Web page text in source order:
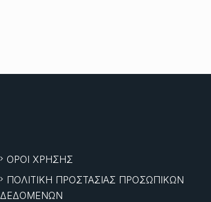
ΟΡΟΙ ΧΡΗΣΗΣ
ΠΟΛΙΤΙΚΗ ΠΡΟΣΤΑΣΙΑΣ ΠΡΟΣΩΠΙΚΩΝ
ΔΕΔΟΜΕΝΩΝ